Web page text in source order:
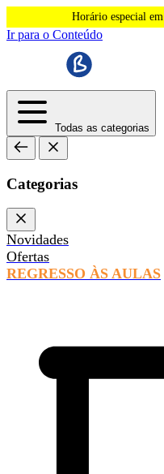
Horário especial em
Ir para o Conteúdo
Todas as categorias
Categorias
Novidades
Ofertas
REGRESSO ÀS AULAS